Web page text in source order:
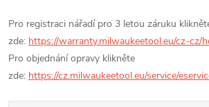
Pro registraci nářadí pro 3 letou záruku
zde: https://warranty.milwaukeetool.eu/cz-cz/
Pro objednání opravy klikněte
zde: https://cz.milwaukeetool.eu/service/